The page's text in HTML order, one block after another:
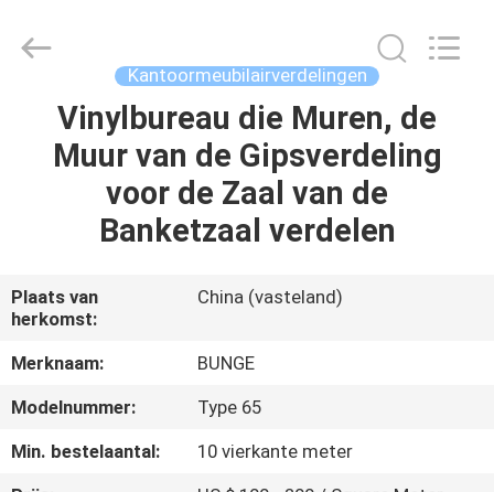
HUIS
PRODUCTEN
ONS
FABRIEKSREIS
KWALITEITSCONTROLE
Material
Industrial
Kantoormeubilairverdelingen
Vinylbureau die Muren, de
Muur van de Gipsverdeling
voor de Zaal van de
Banketzaal verdelen
Plaats van
herkomst:
China (vasteland)
Merknaam:
BUNGE
Modelnummer:
Type 65
Min. bestelaantal:
10 vierkante meter